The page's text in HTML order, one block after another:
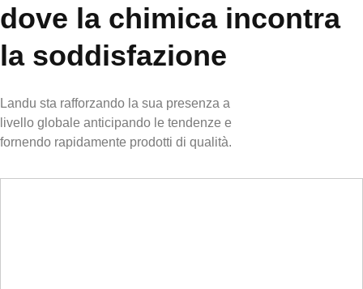
dove la chimica incontra
la soddisfazione
Landu sta rafforzando la sua presenza a
livello globale anticipando le tendenze e
fornendo rapidamente prodotti di qualità.